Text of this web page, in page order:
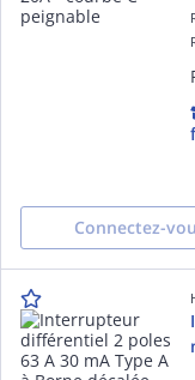
Connectez-